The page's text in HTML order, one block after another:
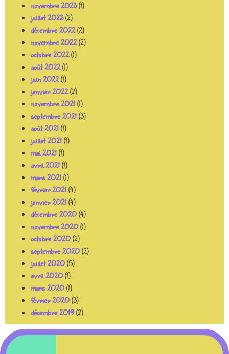
novembre 2023(1)
juillet 2023(2)
décembre 2022(2)
novembre 2022(2)
octobre 2022(1)
août 2022(1)
juin 2022(1)
janvier 2022(2)
novembre 2021(1)
septembre 2021(3)
août 2021(1)
juillet 2021(1)
mai 2021(1)
avril 2021(1)
mars 2021(1)
février 2021(4)
janvier 2021(4)
décembre 2020(4)
novembre 2020(1)
octobre 2020(2)
septembre 2020(2)
juillet 2020(5)
avril 2020(1)
mars 2020(1)
février 2020(3)
décembre 2019(2)